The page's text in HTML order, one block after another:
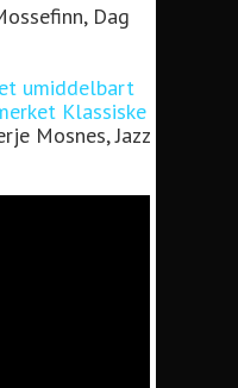
Dag
umiddelbart
Klassiske
Mosnes, Jazz